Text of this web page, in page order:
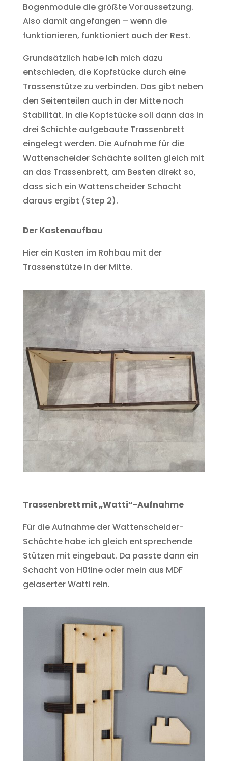
Bogenmodule die größte Voraussetzung.
Also damit angefangen – wenn die
funktionieren, funktioniert auch der Rest.
Grundsätzlich habe ich mich dazu
entschieden, die Kopfstücke durch eine
Trassenstütze zu verbinden. Das gibt neben
den Seitenteilen auch in der Mitte noch
Stabilität. In die Kopfstücke soll dann das in
drei Schichte aufgebaute Trassenbrett
eingelegt werden. Die Aufnahme für die
Wattenscheider Schächte sollten gleich mit
an das Trassenbrett, am Besten direkt so,
dass sich ein Wattenscheider Schacht
daraus ergibt (Step 2).
Der Kastenaufbau
Hier ein Kasten im Rohbau mit der
Trassenstütze in der Mitte.
Trassenbrett mit „Watti“-Aufnahme
Für die Aufnahme der Wattenscheider-
Schächte habe ich gleich entsprechende
Stützen mit eingebaut. Da passte dann ein
Schacht von H0fine oder mein aus MDF
gelaserter Watti rein.